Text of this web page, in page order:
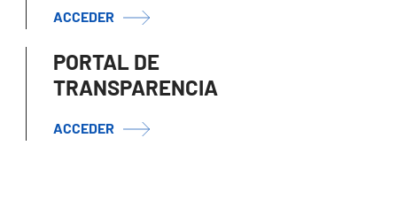
ACCEDER
PORTAL DE
TRANSPARENCIA
ACCEDER